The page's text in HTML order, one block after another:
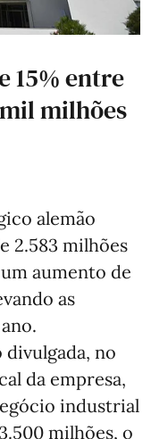
15% entre
milhões
alemão
2.583 milhões
aumento de
as
no
da empresa,
industrial
milhões, o